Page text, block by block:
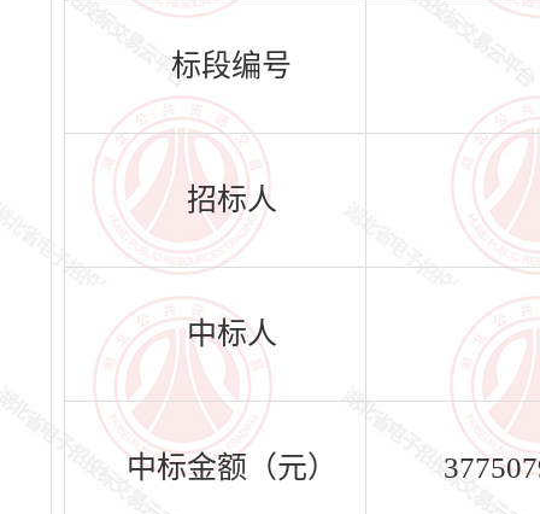
标段编号
招标人
中标人
中标金额（元）